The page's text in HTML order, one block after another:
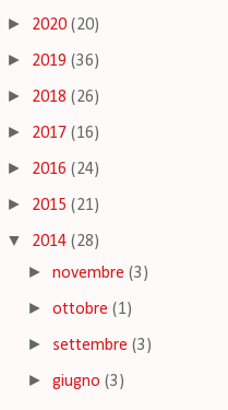
► 2020 (20)
► 2019 (36)
► 2018 (26)
► 2017 (16)
► 2016 (24)
► 2015 (21)
▼ 2014 (28)
►novembre(3)
►ottobre(1)
► settembre(3)
►giugno(3)